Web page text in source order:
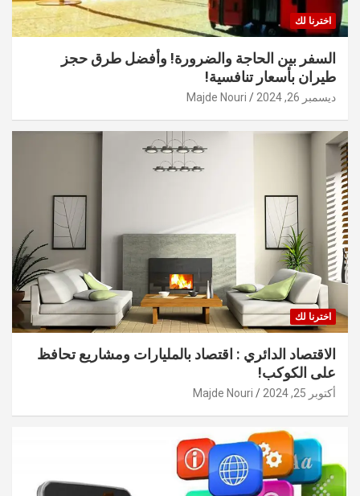
اخترنا لك
السفر بين الحاجة والضرورة! وأفضل طرق حجز
طيران بأسعار تنافسية!
ديسمبر 26, 2024 Majde Nouri
اخترنا لك
الاقتصاد الدائري : اقتصاد بالمليارات ومشاريع تحافظ
على الكوكب!
أكتوبر 25, 2024 Majde Nouri